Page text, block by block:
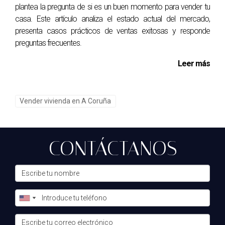
¿Cómo puedo determinar el precio adecuado
para mi piso?
Investiga propiedades similares en tu área o considera
contratar a un tasador profesional para obtener una
¿Qué plataformas son las mejores para
Idealista y Fotocasa son dos de las plataformas más
populares en España para listar propiedades.
¿Es recomendable utilizar agentes
inmobiliarios?
Depende de ti; los agentes pueden ofrecer experiencia
valiosa y gestionar el proceso por ti, pero también puedes
optar por hacerlo tú mismo si prefieres tener control total
plantea la pregunta de si es un buen momento para vender tu
casa. Este artículo analiza el estado actual del mercado,
presenta casos prácticos de ventas exitosas y responde
preguntas frecuentes.
Leer más
Vender vivienda en A Coruña
CONTÁCTANOS